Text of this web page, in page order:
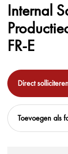
Internal
FR-E
Direct solliciteren